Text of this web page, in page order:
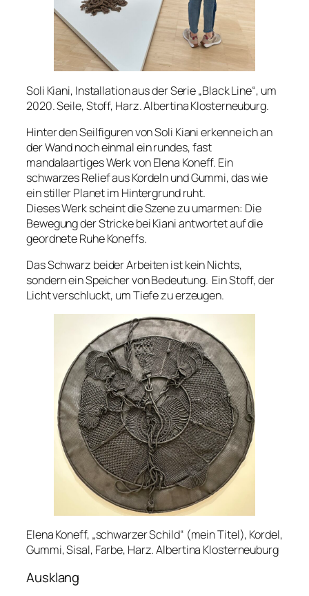
Soli Kiani, Installation aus der Serie „Black Line“, um
2020. Seile, Stoff, Harz. Albertina Klosterneuburg.
Hinter den Seilfiguren von Soli Kiani erkenne ich an
der Wand noch einmal ein rundes, fast
mandalaartiges Werk von Elena Koneff. Ein
schwarzes Relief aus Kordeln und Gummi, das wie
ein stiller Planet im Hintergrund ruht.
Dieses Werk scheint die Szene zu umarmen: Die
Bewegung der Stricke bei Kiani antwortet auf die
geordnete Ruhe Koneffs.
Das Schwarz beider Arbeiten ist kein Nichts,
sondern ein Speicher von Bedeutung. Ein Stoff, der
Licht verschluckt, um Tiefe zu erzeugen.
Elena Koneff, „schwarzer Schild“ (mein Titel), Kordel,
Gummi, Sisal, Farbe, Harz. Albertina Klosterneuburg
Ausklang